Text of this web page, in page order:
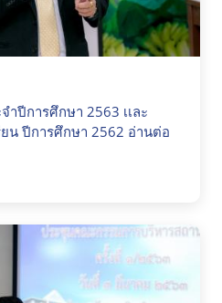
ำปีการศึกษา 2563 เเละ
น ปีการศึกษา 2562 อ่านต่อ